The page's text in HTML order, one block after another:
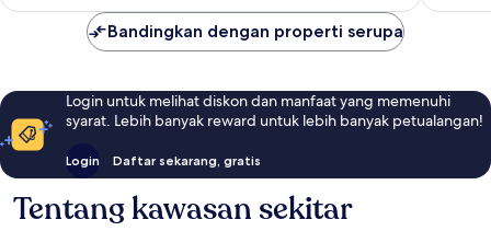
Bandingkan dengan properti serupa
Login untuk melihat diskon dan manfaat yang memenuhi
syarat. Lebih banyak reward untuk lebih banyak petualangan!
Login Daftar sekarang, gratis
Tentang kawasan sekitar